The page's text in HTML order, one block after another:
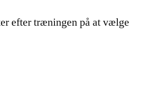
efter træningen på at vælge